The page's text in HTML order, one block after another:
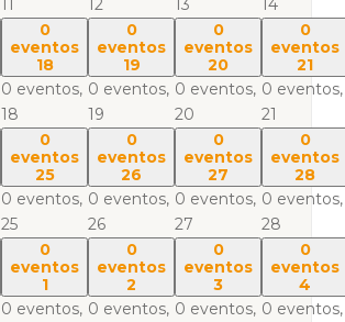
11
12
13
14
0
eventos
18
0 eventos,
18
0
eventos
19
0 eventos,
19
0
eventos
20
0 eventos,
20
0
eventos
21
0 eventos,
21
0
eventos
25
0 eventos,
25
0
eventos
26
0 eventos,
26
0
eventos
27
0 eventos,
27
0
eventos
28
0 eventos,
28
0
eventos
1
0 eventos,
0
eventos
2
0 eventos,
0
eventos
3
0 eventos,
0
eventos
4
0 eventos,